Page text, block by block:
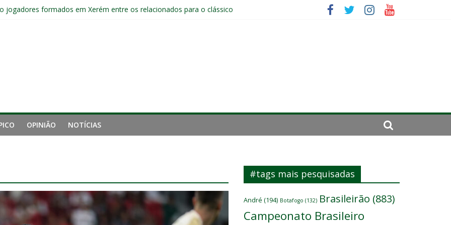
jogadores formados em Xerém entre os relacionados para o clássico
tempo ruim do Fluminense e cobra arbitragem em lance de pancada: “Tem que parar o jogo”
e está eliminado da Copa do Brasil
OPINIÃO NOTÍCIAS
#tags mais pesquisadas
André (194) Botafogo (132) Brasileirão (883)
Campeonato Brasileiro